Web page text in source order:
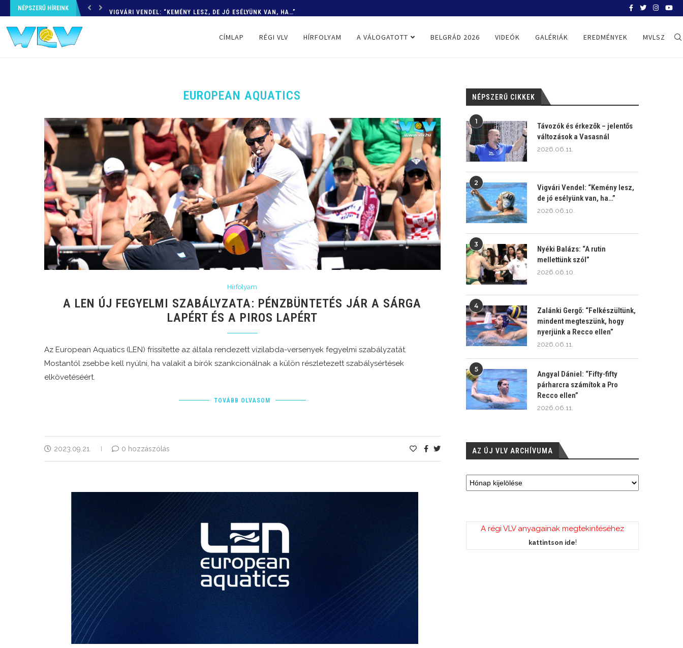
NÉPSZERŰ HÍREINK VIGVÁRI VENDEL: “KEMÉNY LESZ, DE JÓ ESÉLYÜNK VAN, HA…” NYÉKI BALÁZS: “A RUTIN
CÍMLAP RÉGI VLV HÍRFOLYAM A VÁLOGATOTT BELGRÁD 2026 VIDEÓK GALÉRIÁK EREDMÉNYEK MVLSZ
EUROPEAN AQUATICS
Hírfolyam
A LEN ÚJ FEGYELMI SZABÁLYZATA: PÉNZBÜNTETÉS JÁR A SÁRGA
LAPÉRT ÉS A PIROS LAPÉRT
Az European Aquatics (LEN) frissítette az általa rendezett vízilabda-versenyek fegyelmi szabályzatát.
Mostantól zsebbe kell nyúlni, ha valakit a bírók szankcionálnak a külön részletezett szabálysértések
elkövetéséért.
TOVÁBB OLVASOM
2023.09.21. 0 hozzászólás
NÉPSZERŰ CIKKEK
1
Távozók és érkezők – jelentős
változások a Vasasnál
2026.06.11.
2
Vigvári Vendel: “Kemény lesz,
de jó esélyünk van, ha…”
2026.06.10.
3
Nyéki Balázs: “A rutin
mellettünk szól”
2026.06.10.
4
Zalánki Gergő: “Felkészültünk,
mindent megteszünk, hogy
nyerjünk a Recco ellen”
2026.06.11.
5
Angyal Dániel: “Fifty-fifty
párharcra számítok a Pro
Recco ellen”
2026.06.11.
AZ ÚJ VLV ARCHÍVUMA
A régi VLV anyagainak megtekintéséhez
kattintson ide!